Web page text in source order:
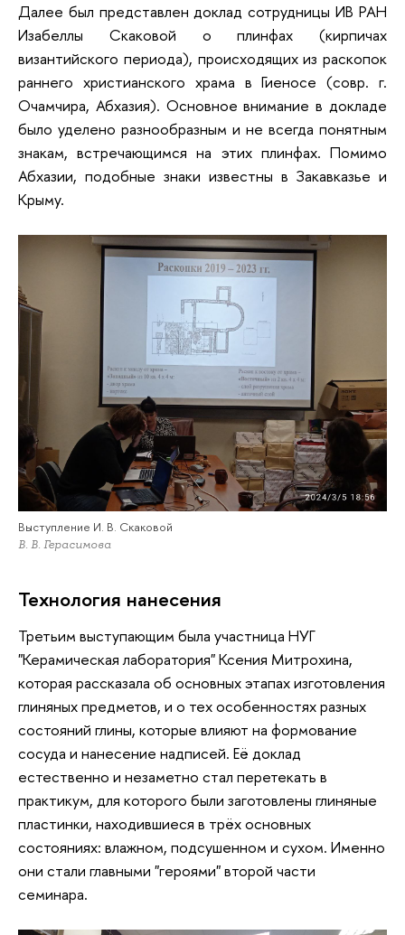
Далее был представлен доклад сотрудницы ИВ РАН
Изабеллы Скаковой о плинфах (кирпичах
византийского периода), происходящих из раскопок
раннего христианского храма в Гиеносе (совр. г.
Очамчира, Абхазия). Основное внимание в докладе
было уделено разнообразным и не всегда понятным
знакам, встречающимся на этих плинфах. Помимо
Абхазии, подобные знаки известны в Закавказье и
Крыму.
Выступление И. В. Скаковой
В. В. Герасимова
Технология нанесения
Третьим выступающим была участница НУГ
"Керамическая лаборатория" Ксения Митрохина,
которая рассказала об основных этапах изготовления
глиняных предметов, и о тех особенностях разных
состояний глины, которые влияют на формование
сосуда и нанесение надписей. Её доклад
естественно и незаметно стал перетекать в
практикум, для которого были заготовлены глиняные
пластинки, находившиеся в трёх основных
состояниях: влажном, подсушенном и сухом. Именно
они стали главными "героями" второй части
семинара.